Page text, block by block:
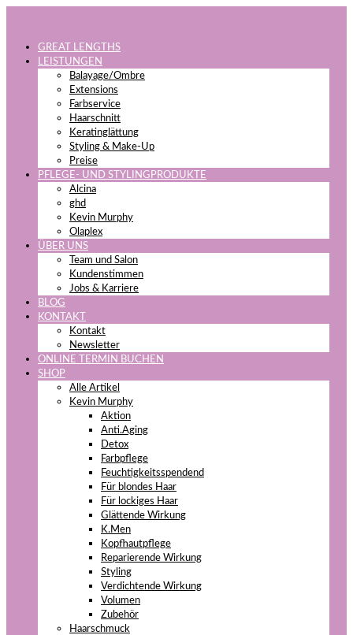
GREAT LENGTHS
LEISTUNGEN
Balayage/Ombre
Extensions
Farbservice
Haarschnitt
Keratinglättung
Styling & Make-Up
Preise
PFLEGE- UND STYLINGPRODUKTE
Alcina
ghd
Kevin Murphy
Olaplex
ÜBER UNS
Team und Salon
Kundenstimmen
Jobs & Karriere
BLOG
KONTAKT
Kontakt
Newsletter
ONLINE TERMIN BUCHEN
SHOP
Alle Artikel
Kevin Murphy
Aktion
Anti.Aging
Detox
Farbpflege
Feuchtigkeitsspendend
Für blondes Haar
Für lockiges Haar
Glättende Wirkung
K.Men
Kopfhautpflege
Reparierende Wirkung
Styling
Verdichtende Wirkung
Volumen
Zubehör
Haarschmuck